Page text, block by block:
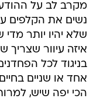
מקרב לב על
נשים את הקלפים
שלא יהיו יותר
איזה עיוור
בניגוד לכל
אחד או שניים
הכי יפה שיש,